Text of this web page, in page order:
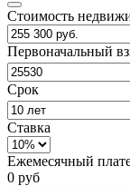
Стоимость
Первоначальный
Срок
Ставка
Ежемесячный
0 руб